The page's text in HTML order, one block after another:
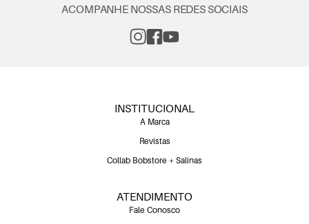
ACOMPANHE NOSSAS REDES SOCIAIS
INSTITUCIONAL
A Marca
Revistas
Collab Bobstore + Salinas
ATENDIMENTO
Fale Conosco